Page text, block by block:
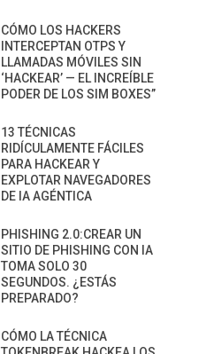
CÓMO LOS HACKERS
INTERCEPTAN OTPS Y
LLAMADAS MÓVILES SIN
‘HACKEAR’ — EL INCREÍBLE
PODER DE LOS SIM BOXES”
13 TÉCNICAS
RIDÍCULAMENTE FÁCILES
PARA HACKEAR Y
EXPLOTAR NAVEGADORES
DE IA AGÉNTICA
PHISHING 2.0:CREAR UN
SITIO DE PHISHING CON IA
TOMA SOLO 30
SEGUNDOS. ¿ESTÁS
PREPARADO?
CÓMO LA TÉCNICA